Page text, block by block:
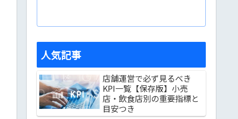
人気記事
店舗運営で必ず見るべき
KPI一覧【保存版】小売
店・飲食店別の重要指標と
目安つき